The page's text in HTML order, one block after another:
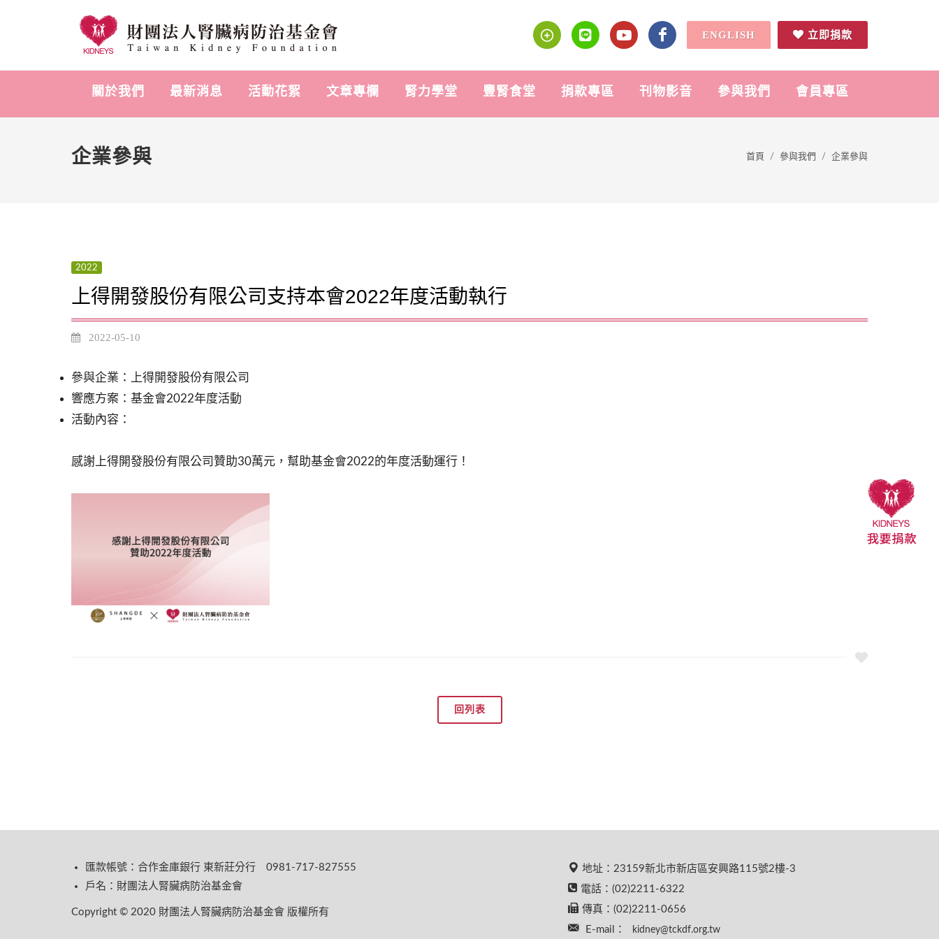
ENGLISH 立即捐款
關於我們 最新消息 活動花絮 文章專欄 腎力學堂 豐腎食堂 捐款專區 刊物影音 參與我們 會員專區
企業參與 首頁 參與我們 企業參與
2022
上得開發股份有限公司支持本會2022年度活動執行
2022-05-10
參與企業：上得開發股份有限公司
響應方案：基金會2022年度活動
活動內容：
感謝上得開發股份有限公司贊助30萬元，幫助基金會2022的年度活動運行！
回列表
匯款帳號：合作金庫銀行 東新莊分行 0981-717-827555
戶名：財團法人腎臟病防治基金會
Copyright © 2020 財團法人腎臟病防治基金會 版權所有
地址：23159新北市新店區安興路115號2樓-3
電話：(02)2211-6322
傳真：(02)2211-0656
E-mail：
kidney@tckdf.org.tw